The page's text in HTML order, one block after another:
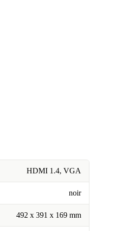
HDMI 1.4, VGA
noir
492 x 391 x 169 mm